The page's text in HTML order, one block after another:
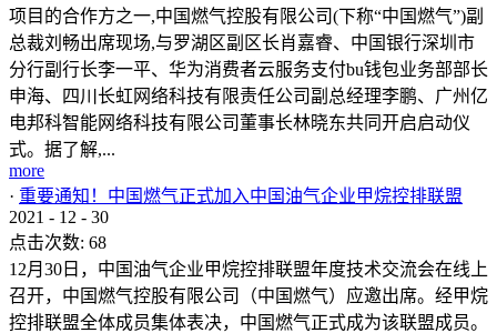
项目的合作方之一,中国燃气控股有限公司(下称“中国燃气”)副
总裁刘畅出席现场,与罗湖区副区长肖嘉睿、中国银行深圳市
分行副行长李一平、华为消费者云服务支付bu钱包业务部部长
申海、四川长虹网络科技有限责任公司副总经理李鹏、广州亿
电邦科智能网络科技有限公司董事长林晓东共同开启启动仪
式。据了解,...
more
· 重要通知！中国燃气正式加入中国油气企业甲烷控排联盟
2021 - 12 - 30
点击次数: 68
12月30日，中国油气企业甲烷控排联盟年度技术交流会在线上
召开，中国燃气控股有限公司（中国燃气）应邀出席。经甲烷
控排联盟全体成员集体表决，中国燃气正式成为该联盟成员。